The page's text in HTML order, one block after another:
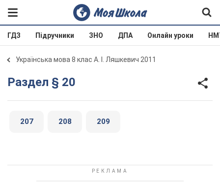
ГДЗ Підручники ЗНО ДПА Онлайн уроки
Українська мова 8 клас А. І. Ляшкевич 2011
Раздел § 20
207 208 209